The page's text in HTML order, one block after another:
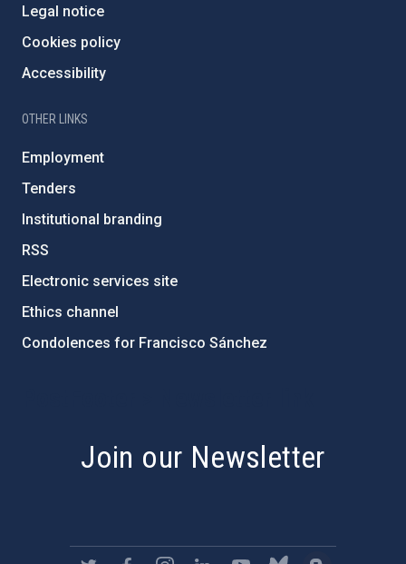
Legal notice
Cookies policy
Accessibility
OTHER LINKS
Employment
Tenders
Institutional branding
RSS
Electronic services site
Ethics channel
Condolences for Francisco Sánchez
Join our Newsletter